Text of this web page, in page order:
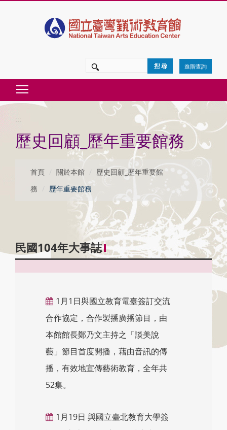
容
區
塊
進階查詢
:::
歷史回顧_歷年重要館務
首頁 關於本館
歷史回顧_歷年重要館
務
歷年重要館務
民國104年大事誌
1月1日與國立教育電臺簽訂交流
合作協定，合作製播廣播節目，由
本館館長鄭乃文主持之「談美說
藝」節目首度開播，藉由音訊的傳
播，有效地宣傳藝術教育，全年共
52集。
1月19日 與國立臺北教育大學簽